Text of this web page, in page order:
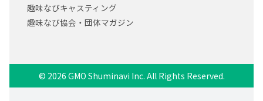
趣味なびキャスティング
趣味なび協会・団体マガジン
© 2026 GMO Shuminavi Inc. All Rights Reserved.